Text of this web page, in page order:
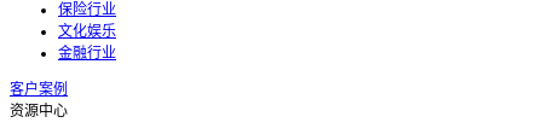
保险行业
文化娱乐
金融行业
客户案例
资源中心